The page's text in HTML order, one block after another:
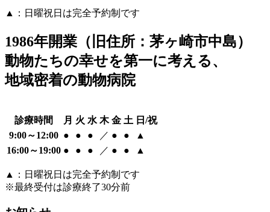
▲：日曜祝日は完全予約制です
1986年開業（旧住所：茅ヶ崎市中島）
動物たちの幸せを第一に考える、
地域密着の動物病院
診療時間 月 火 水 木 金 土 日/祝
9:00～12:00 ● ● ● ／ ● ●
▲
16:00～19:00 ● ● ● ／ ● ● ▲
▲：日曜祝日は完全予約制です
※最終受付は診療終了30分前